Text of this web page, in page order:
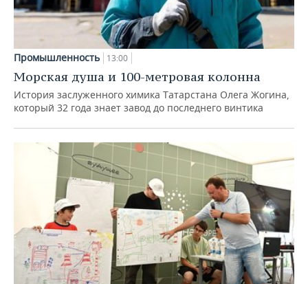
Промышленность 13:00
Морская душа и 100-метровая колонна
История заслуженного химика Татарстана Олега Жогина,
который 32 года знает завод до последнего винтика